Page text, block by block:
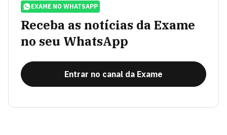
EXAME NO WHATSAPP
Receba as notícias da Exame
no seu WhatsApp
Entrar no canal da Exame